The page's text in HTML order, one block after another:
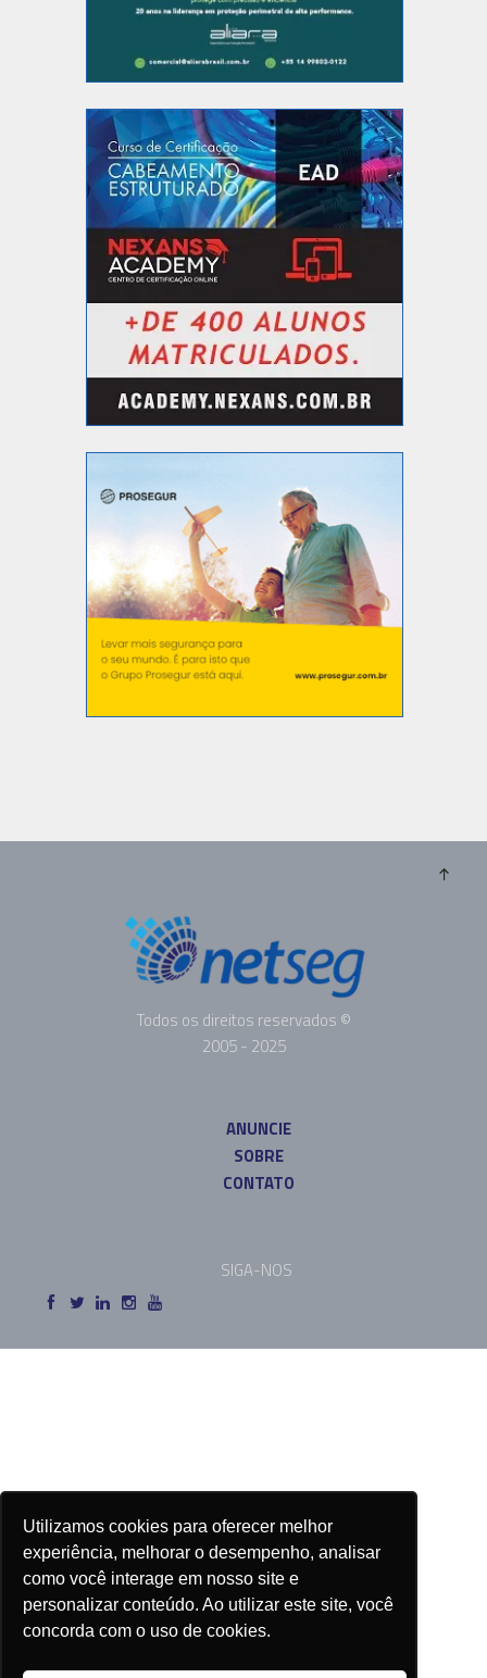
Utilizamos cookies para oferecer melhor
experiência, melhorar o desempenho, analisar
como você interage em nosso site e
personalizar conteúdo. Ao utilizar este site, você
concorda com o uso de cookies.
Todos os direitos reservados ©
2005 - 2025
ANUNCIE
SOBRE
CONTATO
SIGA-NOS